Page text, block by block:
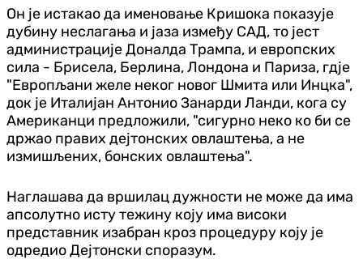
Он је истакао да именовање Кришока показује
дубину неслагања и јаза између САД, то јест
администрације Доналда Трампа, и европских
сила - Брисела, Берлина, Лондона и Париза, гдје
"Европљани желе неког новог Шмита или Инцка",
док је Италијан Антонио Занарди Ланди, кога су
Американци предложили, "сигурно неко ко би се
држао правих дејтонских овлаштења, а не
измишљених, бонских овлаштења".
Наглашава да вршилац дужности не може да има
апсолутно исту тежину коју има високи
представник изабран кроз процедуру коју је
одредио Дејтонски споразум.